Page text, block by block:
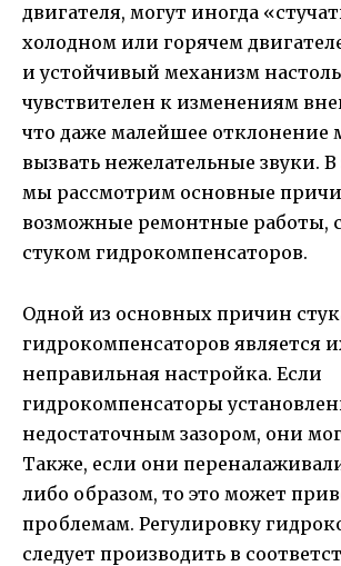
двигателя, могут иногда
холодном или горячем
и устойчивый механизм
чувствителен к изменениям
что даже малейшее отклонение
вызвать нежелательные звуки. В
мы рассмотрим основные
возможные ремонтные работы,
стуком гидрокомпенсаторов.
Одной из основных причин
гидрокомпенсаторов является
неправильная настройка. Если
гидрокомпенсаторы
недостаточным зазором, они
Также, если они
либо образом, то это может
проблемам. Регулировку
следует производить в